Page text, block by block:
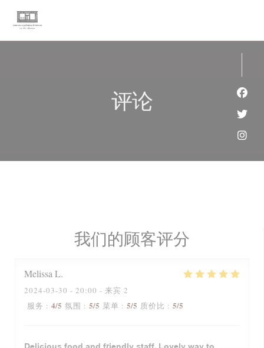
评论
我们的顾客评分
MelissaL
2024-03-30 - 20:00 - 来宾 2
服务 : 4/5 氛围 : 5/5 菜单 : 5/5 质价比 : 5/5